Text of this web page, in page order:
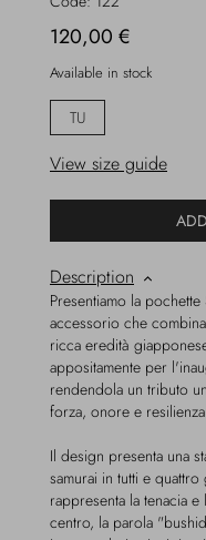
120,00 €
Available in stock
TU
View size guide
Description
Presentiamo la
accessorio che
ricca eredità
appositamente per
rendendola un tributo
forza, onore e
Il design presenta una
samurai in tutti e
rappresenta la tenacia
centro, la parola